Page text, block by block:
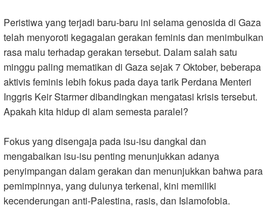
Peristiwa yang terjadi baru-baru ini selama genosida di Gaza
telah menyoroti kegagalan gerakan feminis dan menimbulkan
rasa malu terhadap gerakan tersebut. Dalam salah satu
minggu paling mematikan di Gaza sejak 7 Oktober, beberapa
aktivis feminis lebih fokus pada daya tarik Perdana Menteri
Inggris Keir Starmer dibandingkan mengatasi krisis tersebut.
Apakah kita hidup di alam semesta paralel?
Fokus yang disengaja pada isu-isu dangkal dan
mengabaikan isu-isu penting menunjukkan adanya
penyimpangan dalam gerakan dan menunjukkan bahwa para
pemimpinnya, yang dulunya terkenal, kini memiliki
kecenderungan anti-Palestina, rasis, dan Islamofobia.